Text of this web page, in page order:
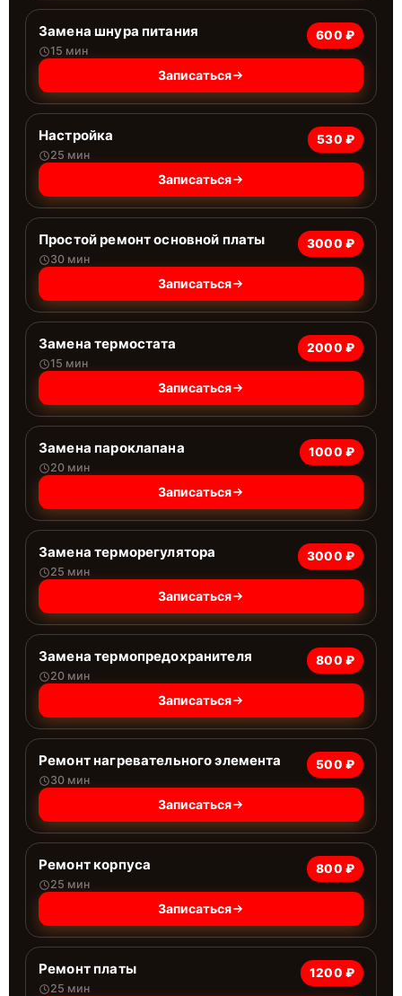
Замена шнура питания
15 мин
600 ₽
Записаться
Настройка
25 мин
530 ₽
Записаться
Простой ремонт основной платы
30 мин
3000 ₽
Записаться
Замена термостата
15 мин
2000 ₽
Записаться
Замена пароклапана
20 мин
1000 ₽
Записаться
Замена терморегулятора
25 мин
3000 ₽
Записаться
Замена термопредохранителя
20 мин
800 ₽
Записаться
Ремонт нагревательного элемента
30 мин
500 ₽
Записаться
Ремонт корпуса
25 мин
800 ₽
Записаться
Ремонт платы
25 мин
1200 ₽